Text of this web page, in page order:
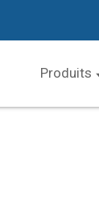
Produits